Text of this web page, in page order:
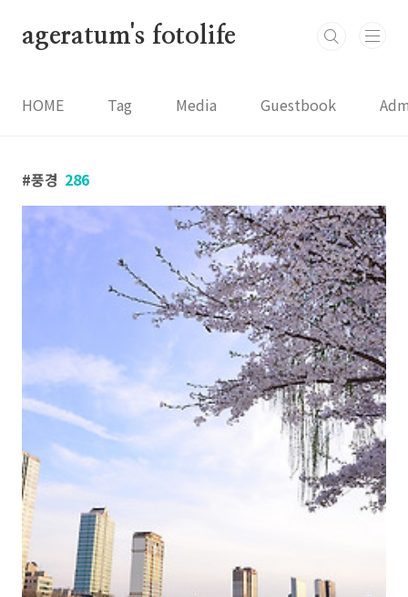
ageratum's fotolife
HOME Tag Media Guestbook
풍경 286